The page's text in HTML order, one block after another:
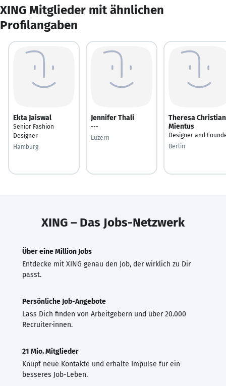
XING Mitglieder mit ähnlichen
Profilangaben
Ekta Jaiswal
Senior Fashion
Designer
Hamburg
Jennifer Thali
---
Luzern
Theresa
Mientus
Designer and
Berlin
XING – Das Jobs-Netzwerk
Über eine Million Jobs
Entdecke mit XING genau den Job, der wirklich zu Dir
passt.
Persönliche Job-Angebote
Lass Dich finden von Arbeitgebern und über 20.000
Recruiter·innen.
21 Mio. Mitglieder
Knüpf neue Kontakte und erhalte Impulse für ein
besseres Job-Leben.